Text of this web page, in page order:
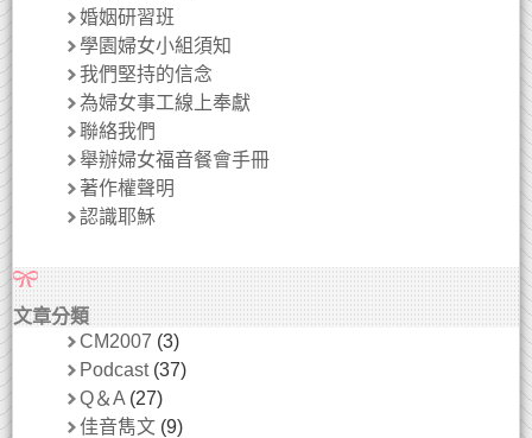
婚姻研習班
學園婦女小組須知
我們堅持的信念
為婦女事工線上奉獻
聯絡我們
舉辦婦女福音餐會手冊
著作權聲明
認識耶穌
文章分類
CM2007 (3)
Podcast(37)
Q＆A (27)
佳音雋文 (9)